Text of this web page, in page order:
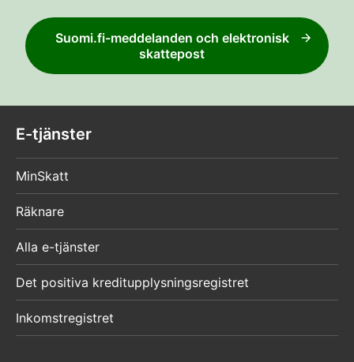
Suomi.fi-meddelanden och elektronisk
skattepost
E-tjänster
MinSkatt
Räknare
Alla e-tjänster
Det positiva kreditupplysningsregistret
Inkomstregistret